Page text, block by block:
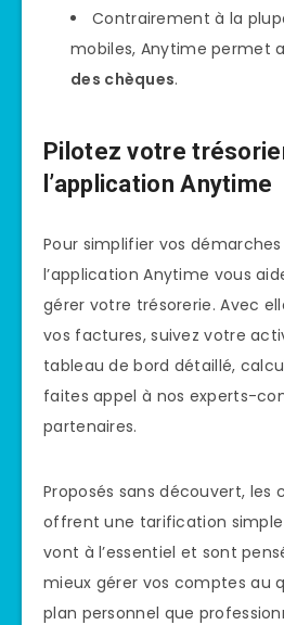
Contrairement à la
mobiles, Anytime permet
des chèques.
Pilotez votre
l’application Anytime
Pour simplifier vos
l’application Anytime vous
gérer votre trésorerie. Avec
vos factures, suivez votre
tableau de bord détaillé,
faites appel à nos experts-
partenaires.
Proposés sans découvert, les
offrent une tarification
vont à l’essentiel et sont
mieux gérer vos comptes au
plan personnel que